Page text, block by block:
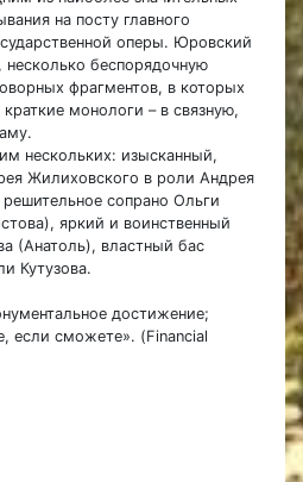
на посту главного
оперы. Юровский
несколько беспорядочную
фрагментов, в которых
монологи – в связную,
нескольких: изысканный,
Жилиховского в роли Андрея
сопрано Ольги
яркий и воинственный
(Анатоль), властный бас
Кутузова.
достижение;
если сможете». (Financial